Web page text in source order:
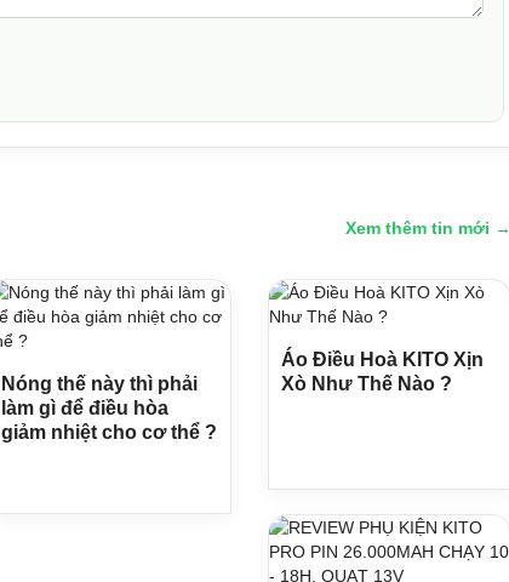
Xem thêm tin mới →
Nóng thế này thì phải
làm gì để điều hòa
giảm nhiệt cho cơ thể ?
Áo Điều Hoà KITO Xịn
Xò Như Thế Nào ?